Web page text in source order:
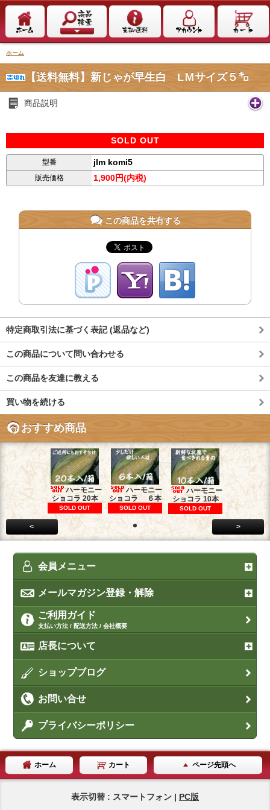
ホーム
【送料無料】新じゃが早生白 LＭサイズ５㌔
商品説明
SOLD OUT
型番 jlm komi5
販売価格 1,900円(内税)
この商品を共有する
特定商取引法に基づく表記 (返品など)
この商品について問い合わせる
この商品を友達に教える
買い物を続ける
おすすめ商品
ハーモニー
ショコラ 20本
SOLD OUT
ハーモニー
ショコラ ６本
SOLD OUT
ハーモニー
ショコラ 10本
SOLD OUT
< >
会員メニュー
メールマガジン登録・解除
ご利用ガイド
支払い方法 / 配送方法 / 会社概要
店長について
ショップブログ
お問い合せ
プライバシーポリシー
ホーム カート ページ先頭へ
表示切替 : スマートフォン | PC版